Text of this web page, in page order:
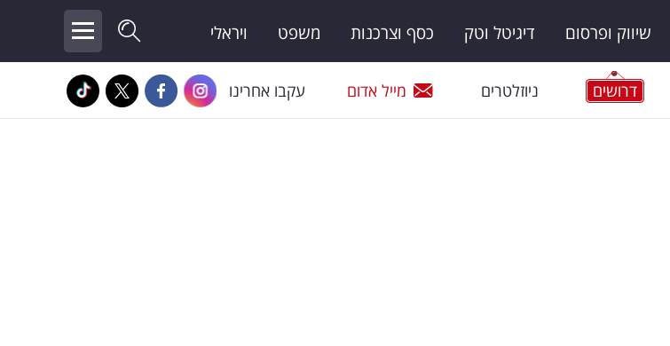
שיווק ופרסום דיגיטל וטק כסף וצרכנות משפט ויראלי
דרושים ניוזלטרים מייל אדום עקבו אחרינו